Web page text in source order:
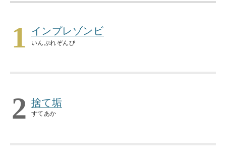
1 インプレゾンビ
いんぷれぞんび
2 捨て垢
すてあか